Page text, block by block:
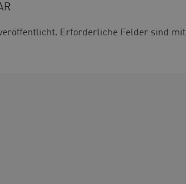
Erforderliche Felder sind mit